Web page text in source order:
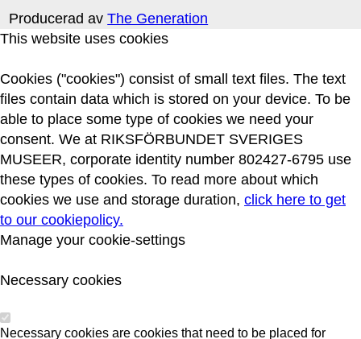
Producerad avThe Generation
This website uses cookies
Cookies ("cookies") consist of small text files. The text
files contain data which is stored on your device. To be
able to place some type of cookies we need your
consent. We at RIKSFÖRBUNDET SVERIGES
MUSEER, corporate identity number 802427-6795 use
these types of cookies. To read more about which
cookies we use and storage duration, click here to get
to our cookiepolicy.
Manage your cookie-settings
Necessary cookies
Necessary cookies are cookies that need to be placed for